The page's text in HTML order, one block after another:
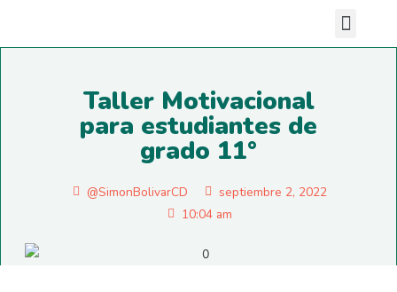
Taller Motivacional
para estudiantes de
grado 11°
@SimonBolivarCD
septiembre 2, 2022
10:04 am